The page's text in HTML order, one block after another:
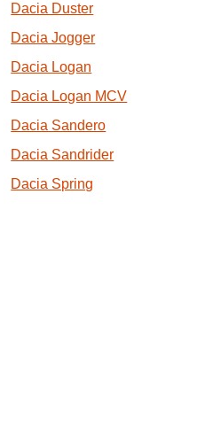
Dacia Duster
Dacia Jogger
Dacia Logan
Dacia Logan MCV
Dacia Sandero
Dacia Sandrider
Dacia Spring